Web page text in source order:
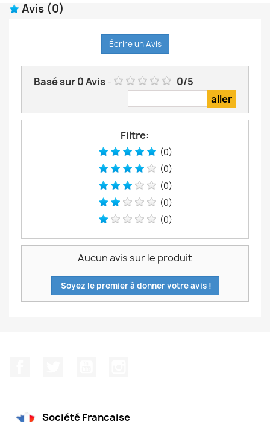
Avis (0)
Écrire un Avis
Basé sur0Avis- 0/5
Filtre:
(0)
(0)
(0)
(0)
(0)
Aucun avis sur le produit
Soyez le premier à donner votre avis !
Société Francaise